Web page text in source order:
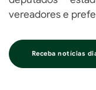
vereadores e
Receba notícias